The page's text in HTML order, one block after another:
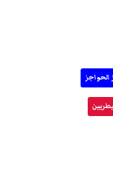
الحواجز